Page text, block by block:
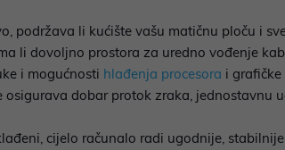
podržava li kućište vašu matičnu ploču i
li dovoljno prostora za uredno vođenje
i mogućnosti hlađenja procesora i
dobar protok zraka, jednostavnu
cijelo računalo radi ugodnije,